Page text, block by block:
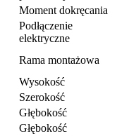
Moment dokręcania
Podłączenie
elektryczne
Rama montażowa
Wysokość
Szerokość
Głębokość
Głębokość